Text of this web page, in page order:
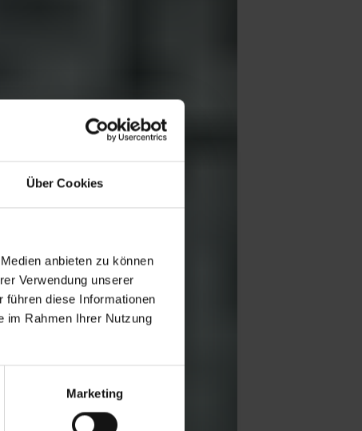
Über Cookies
anbieten zu können
Verwendung unserer
führen diese Informationen
im Rahmen Ihrer Nutzung
Marketing